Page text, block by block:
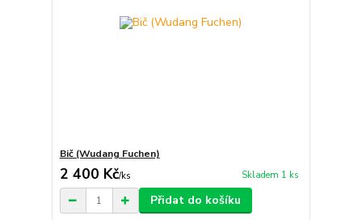
Bič (Wudang Fuchen)
2 400 Kč/ks Skladem 1 ks
Přidat do košíku